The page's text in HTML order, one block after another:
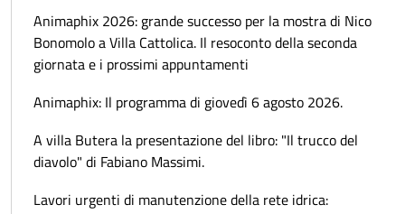
Animaphix 2026: grande successo per la mostra di Nico
Bonomolo a Villa Cattolica. Il resoconto della seconda
giornata e i prossimi appuntamenti
Animaphix: Il programma di giovedì 6 agosto 2026.
A villa Butera la presentazione del libro: "Il trucco del
diavolo" di Fabiano Massimi.
Lavori urgenti di manutenzione della rete idrica: